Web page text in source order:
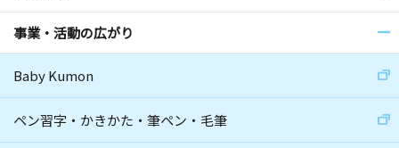
事業・活動の広がり
Baby Kumon
ペン習字・かきかた・筆ペン・毛筆